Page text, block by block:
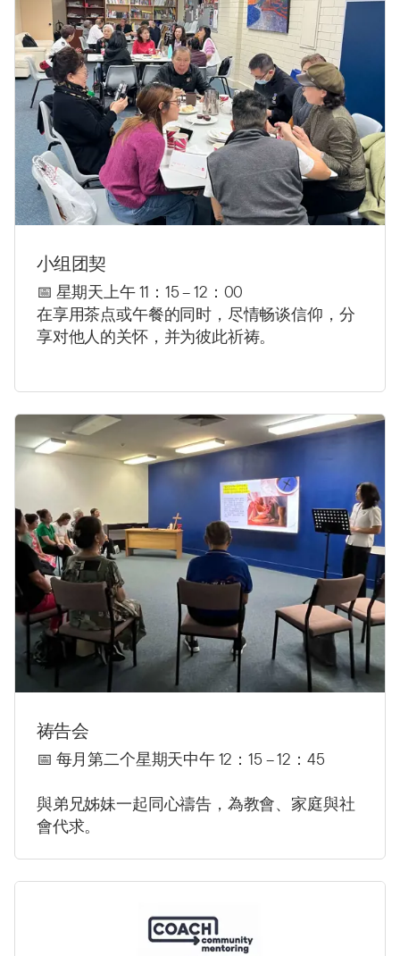
小组团契
📅 星期天上午 11：15 – 12：00
在享用茶点或午餐的同时，尽情畅谈信仰，分
享对他人的关怀，并为彼此祈祷。
祷告会
📅 每月第二个星期天中午 12：15 – 12：45
與弟兄姊妹一起同心禱告，為教會、家庭與社
會代求。